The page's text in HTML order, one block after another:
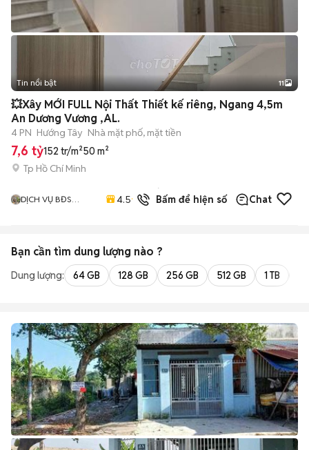
+2
Tin nổi bật 11
💥Xây MỚI FULL Nội Thất Thiết kế riêng, Ngang 4,5m
An Dương Vương ,AL.
4 PN Hướng Tây Nhà mặt phố, mặt tiền
7,6 tỷ152 tr/m²50 m²
Tp Hồ Chí Minh
DỊCH VỤ BĐS
4.5
56
đã
bán
Bấm để hiện số Chat
Bạn cần tìm dung lượng nào ?
Dung lượng: 64 GB 128 GB 256 GB 512 GB 1 TB